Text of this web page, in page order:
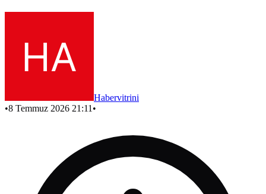
Habervitrini
•8 Temmuz 2026 21:11 •